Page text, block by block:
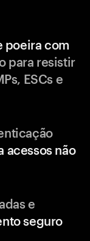
poeira com
para resistir
ESCs e
acessos não
e
seguro